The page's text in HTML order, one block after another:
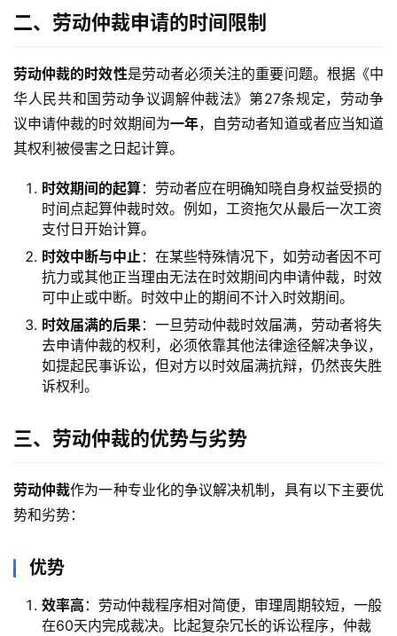
二、劳动仲裁申请的时间限制
劳动仲裁的时效性是劳动者必须关注的重要问题。根据《中
华人民共和国劳动争议调解仲裁法》第27条规定，劳动争
议申请仲裁的时效期间为一年，自劳动者知道或者应当知道
其权利被侵害之日起计算。
时效期间的起算：劳动者应在明确知晓自身权益受损的
时间点起算仲裁时效。例如，工资拖欠从最后一次工资
支付日开始计算。
时效中断与中止：在某些特殊情况下，如劳动者因不可
抗力或其他正当理由无法在时效期间内申请仲裁，时效
可中止或中断。时效中止的期间不计入时效期间。
时效届满的后果：一旦劳动仲裁时效届满，劳动者将失
去申请仲裁的权利，必须依靠其他法律途径解决争议，
如提起民事诉讼，但对方以时效届满抗辩，仍然丧失胜
诉权利。
三、劳动仲裁的优势与劣势
劳动仲裁作为一种专业化的争议解决机制，具有以下主要优
势和劣势：
优势
效率高 ：劳动仲裁程序相对简便，审理周期较短，一般
在60天内完成裁决。比起复杂冗长的诉讼程序，仲裁